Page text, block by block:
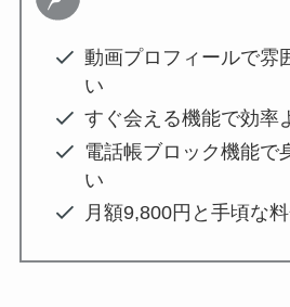
動画プロフィールで雰
い
すぐ会える機能で効率
電話帳ブロック機能で
い
月額9,800円と手頃な